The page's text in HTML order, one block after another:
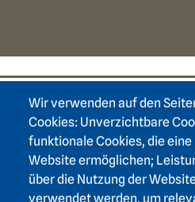
Wir verwenden auf den
Cookies: Unverzichtbare
funktionale Cookies, die
Website ermöglichen;
über die Nutzung der
verwendet werden, um